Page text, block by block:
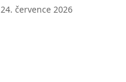
24. července 2026